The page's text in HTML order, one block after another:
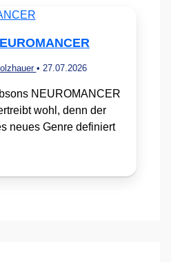
• 27.07.2026
NEUROMANCER
wohl, denn der
neues Genre definiert